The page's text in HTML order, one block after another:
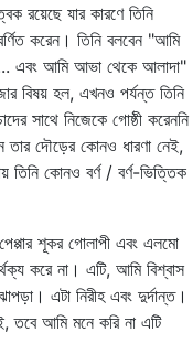
রয়েছে যার কারণে তিনি
করেন। তিনি বলবেন "আমি
এবং আমি আভা থেকে আলাদা"
বিষয় হল, এখনও পর্যন্ত তিনি
সাথে নিজেকে গোষ্ঠী করেননি
তার দৌড়ের কোনও ধারণা নেই,
তিনি কোনও বর্ণ / বর্ণ-ভিত্তিক
শূকর গোলাপী এবং এলমো
করে না। এটি, আমি বিশ্বাস
এটা নিরীহ এবং দুর্দান্ত।
তবে আমি মনে করি না এটি